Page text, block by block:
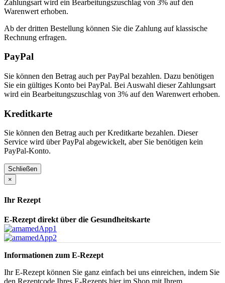
Zahlungsart wird ein Bearbeitungszuschlag von 3% auf den
Warenwert erhoben.
Ab der dritten Bestellung können Sie die Zahlung auf klassische
Rechnung erfragen.
PayPal
Sie können den Betrag auch per PayPal bezahlen. Dazu benötigen
Sie ein gültiges Konto bei PayPal. Bei Auswahl dieser Zahlungsart
wird ein Bearbeitungszuschlag von 3% auf den Warenwert erhoben.
Kreditkarte
Sie können den Betrag auch per Kreditkarte bezahlen. Dieser
Service wird über PayPal abgewickelt, aber Sie benötigen kein
PayPal-Konto.
Schließen
×
Ihr Rezept
E-Rezept direkt über die Gesundheitskarte
Informationen zum E-Rezept
Ihr E-Rezept können Sie ganz einfach bei uns einreichen, indem Sie
den Rezeptcode Ihres E-Rezepts hier im Shop mit Ihrem